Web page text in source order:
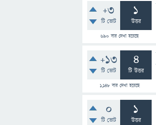
+3
টি ভোট
1
উত্তর
690 বার দেখা হয়েছে
+13
টি ভোট
4
টি উত্তর
1,148বার দেখা হয়েছে
0
টি ভোট
1
উত্তর